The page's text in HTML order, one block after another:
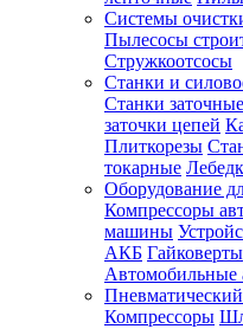
Системы
Пылесосы
Стружкоотсосы
Станки и
Станки
заточки цепей
Плиткорезы
токарные
Оборудование
Компрессоры
машины
АКБ Гайковерты
Автомобильные
Компрессоры